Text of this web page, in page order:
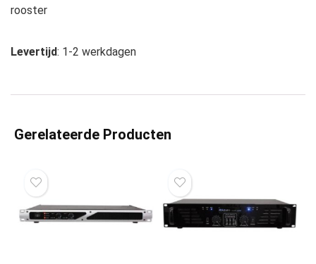
rooster
Levertijd: 1-2 werkdagen
Gerelateerde Producten